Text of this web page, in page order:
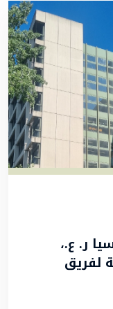
ر. ع.،
لفريق